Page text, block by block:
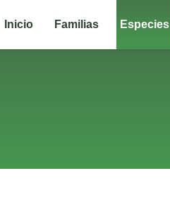
Inicio Familias Especies